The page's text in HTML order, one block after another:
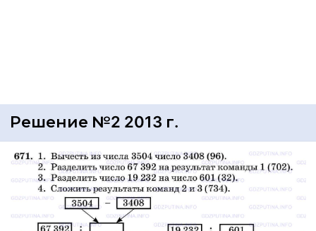
Решение №2 2013 г.